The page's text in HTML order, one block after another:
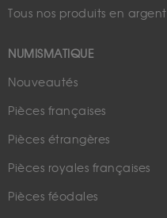
Tous nos produits en argent
NUMISMATIQUE
Nouveautés
Pièces françaises
Pièces étrangères
Pièces royales françaises
Pièces féodales